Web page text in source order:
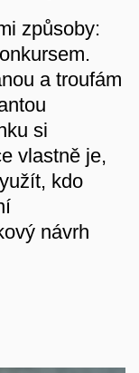
způsoby:
a troufám
si
vlastně je,
kdo
návrh